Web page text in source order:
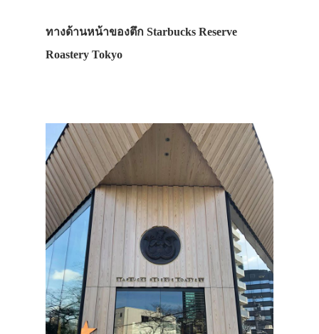
ทางด้านหน้าของตึก Starbucks Reserve
Roastery Tokyo